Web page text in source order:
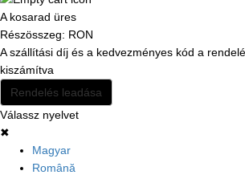
A kosarad üres
Részösszeg: RON
A szállítási díj és a kedvezményes kód a
kiszámítva
Rendelés leadása
Válassz nyelvet
✖
Magyar
Română